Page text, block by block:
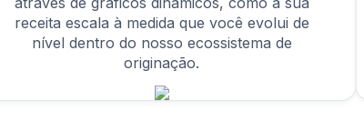
receita escala à medida que você evolui de
nível dentro do nosso ecossistema de
originação.